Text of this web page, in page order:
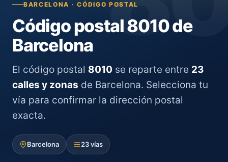
BARCELONA · CÓDIGO POSTAL
Código postal 8010 de
Barcelona
El código postal 8010 se reparte entre 23
calles y zonas de Barcelona. Selecciona tu
vía para confirmar la dirección postal
exacta.
Barcelona 23 vías